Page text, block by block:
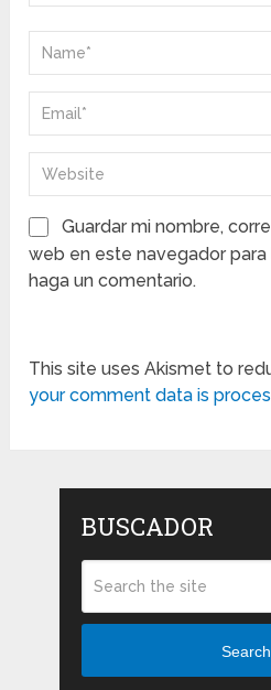
Guardar mi nombre,
web en este navegador
haga un comentario.
This site uses Akismet to
your comment data is
BUSCADOR
Search